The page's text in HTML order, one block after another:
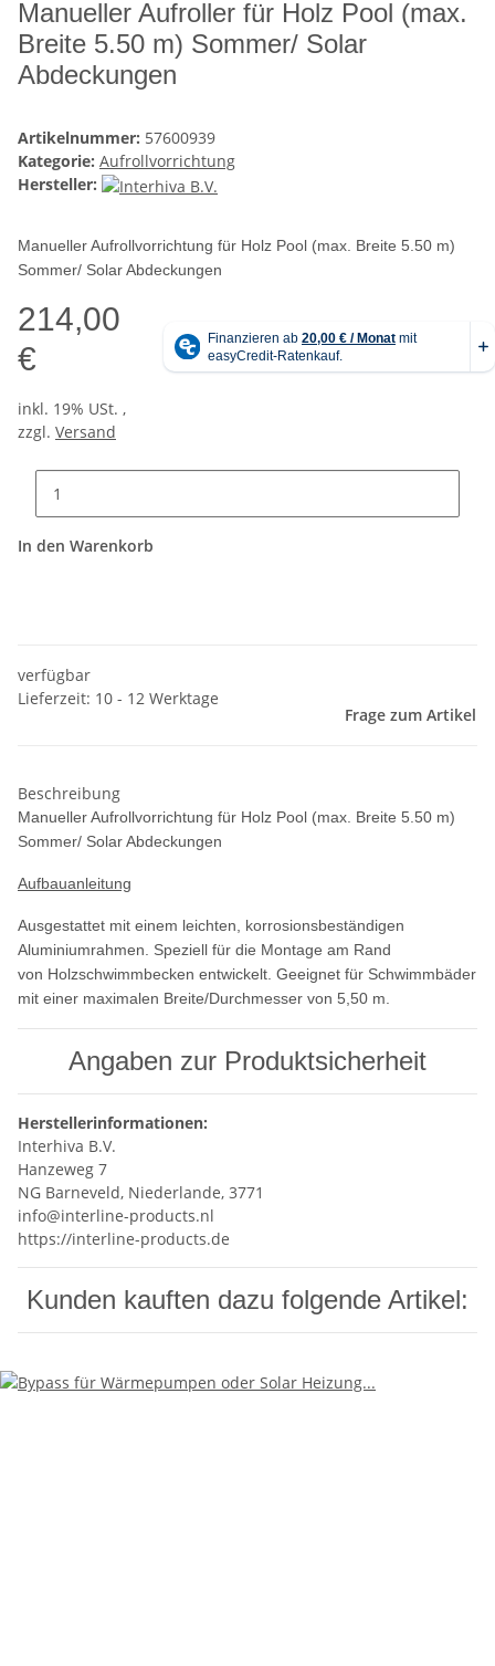
Manueller Aufroller für Holz Pool (max.
Breite 5.50 m) Sommer/ Solar
Abdeckungen
Artikelnummer: 57600939
Kategorie: Aufrollvorrichtung
Hersteller:
Manueller Aufrollvorrichtung für Holz Pool (max. Breite 5.50 m)
Sommer/ Solar Abdeckungen
214,00
€
inkl. 19% USt. ,
zzgl. Versand
In den Warenkorb
verfügbar
Lieferzeit: 10 - 12 Werktage
Frage zum Artikel
Beschreibung
Manueller Aufrollvorrichtung für Holz Pool (max. Breite 5.50 m)
Sommer/ Solar Abdeckungen
Aufbauanleitung
Ausgestattet mit einem leichten, korrosionsbeständigen
Aluminiumrahmen. Speziell für die Montage am Rand
von Holzschwimmbecken entwickelt. Geeignet für Schwimmbäder
mit einer maximalen Breite/Durchmesser von 5,50 m.
Angaben zur Produktsicherheit
Herstellerinformationen:
Interhiva B.V.
Hanzeweg 7
NG Barneveld, Niederlande, 3771
info@interline-products.nl
https://interline-products.de
Kunden kauften dazu folgende Artikel: